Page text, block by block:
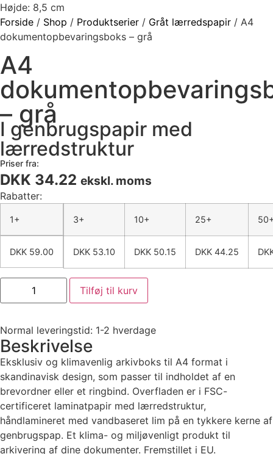
Højde: 8,5 cm
Forside / Shop / Produktserier / Gråt lærredspapir / A4
dokumentopbevaringsboks – grå
A4
– grå
I genbrugspapir med
lærredstruktur
Priser fra:
DKK 34.22 ekskl. moms
Rabatter:
1+ 3+ 10+ 25+
DKK 59.00 DKK 53.10 DKK 50.15 DKK 44.25
A4
dokumentopbevaringsboks
-
Tilføj til kurv
Normal leveringstid: 1-2 hverdage
Beskrivelse
Eksklusiv og klimavenlig arkivboks til A4 format i
skandinavisk design, som passer til indholdet af en
brevordner eller et ringbind. Overfladen er i FSC-
certificeret laminatpapir med lærredstruktur,
håndlamineret med vandbaseret lim på en tykkere kerne af
genbrugspap. Et klima- og miljøvenligt produkt til
arkivering af dine dokumenter. Fremstillet i EU.